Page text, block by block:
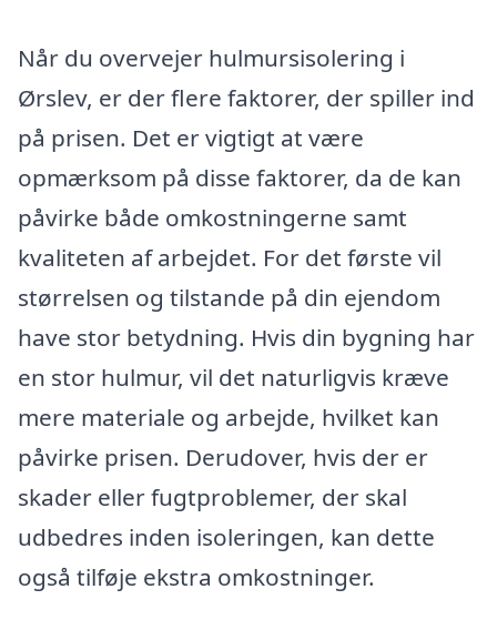
Når du overvejer hulmursisolering i
Ørslev, er der flere faktorer, der spiller ind
på prisen. Det er vigtigt at være
opmærksom på disse faktorer, da de kan
påvirke både omkostningerne samt
kvaliteten af arbejdet. For det første vil
størrelsen og tilstande på din ejendom
have stor betydning. Hvis din bygning har
en stor hulmur, vil det naturligvis kræve
mere materiale og arbejde, hvilket kan
påvirke prisen. Derudover, hvis der er
skader eller fugtproblemer, der skal
udbedres inden isoleringen, kan dette
også tilføje ekstra omkostninger.